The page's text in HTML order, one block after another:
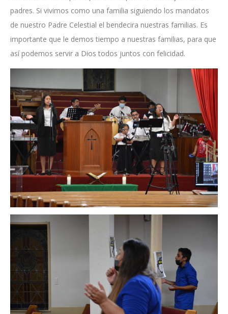
padres. Si vivimos como una familia siguiendo los mandatos
de nuestro Padre Celestial el bendecira nuestras familias. Es
importante que le demos tiempo a nuestras familias, para que
así podemos servir a Dios todos juntos con felicidad.